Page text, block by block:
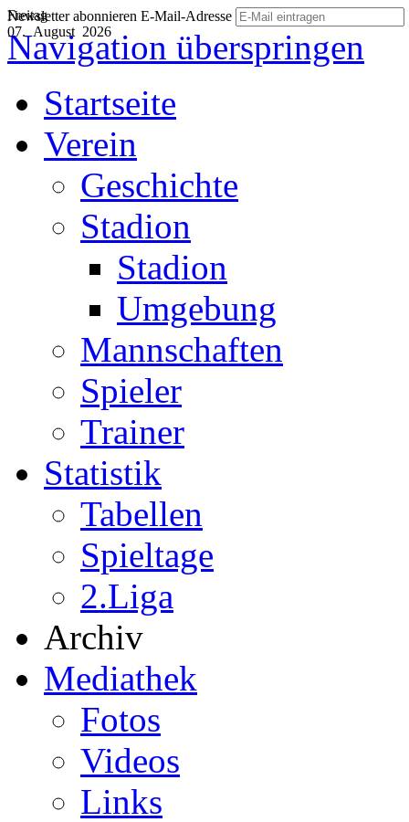
Freitag
07. August 2026
Newsletter abonnieren E-Mail-Adresse
Navigation überspringen
Startseite
Verein
Geschichte
Stadion
Stadion
Umgebung
Mannschaften
Spieler
Trainer
Statistik
Tabellen
Spieltage
2.Liga
Archiv
Mediathek
Fotos
Videos
Links